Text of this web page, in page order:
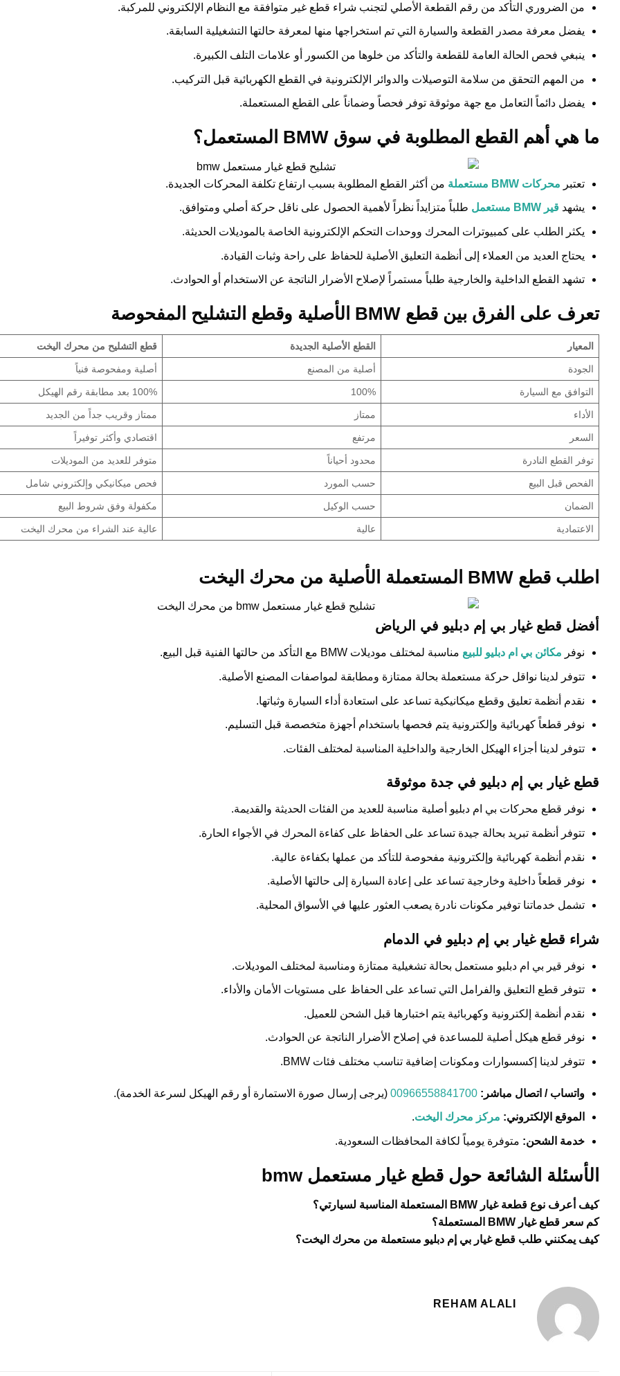
من الضروري التأكد من رقم القطعة الأصلي لتجنب شراء قطع غير متوافقة مع النظام الإلكتروني للمركبة.
يفضل معرفة مصدر القطعة والسيارة التي تم استخراجها منها لمعرفة حالتها التشغيلية السابقة.
ينبغي فحص الحالة العامة للقطعة والتأكد من خلوها من الكسور أو علامات التلف الكبيرة.
من المهم التحقق من سلامة التوصيلات والدوائر الإلكترونية في القطع الكهربائية قبل التركيب.
يفضل دائماً التعامل مع جهة موثوقة توفر فحصاً وضماناً على القطع المستعملة.
ما هي أهم القطع المطلوبة في سوق BMW المستعمل؟
تعتبر محركات BMW مستعملة من أكثر القطع المطلوبة بسبب ارتفاع تكلفة المحركات الجديدة.
يشهد قير BMW مستعمل طلباً متزايداً نظراً لأهمية الحصول على ناقل حركة أصلي ومتوافق.
يكثر الطلب على كمبيوترات المحرك ووحدات التحكم الإلكترونية الخاصة بالموديلات الحديثة.
يحتاج العديد من العملاء إلى أنظمة التعليق الأصلية للحفاظ على راحة وثبات القيادة.
تشهد القطع الداخلية والخارجية طلباً مستمراً لإصلاح الأضرار الناتجة عن الاستخدام أو الحوادث.
تعرف على الفرق بين قطع BMW الأصلية وقطع التشليح المفحوصة
المعيار القطع الأصلية الجديدة قطع التشليح من محرك اليخت
الجودة أصلية من المصنع أصلية ومفحوصة فنياً
التوافق مع السيارة 100% 100% بعد مطابقة رقم الهيكل
الأداء ممتاز ممتاز وقريب جداً من الجديد
السعر مرتفع اقتصادي وأكثر توفيراً
توفر القطع النادرة محدود أحياناً متوفر للعديد من الموديلات
الفحص قبل البيع حسب المورد فحص ميكانيكي وإلكتروني شامل
الضمان حسب الوكيل مكفولة وفق شروط البيع
الاعتمادية عالية عالية عند الشراء من محرك اليخت
اطلب قطع BMW المستعملة الأصلية من محرك اليخت
أفضل قطع غيار بي إم دبليو في الرياض
نوفر مكائن بي ام دبليو للبيع مناسبة لمختلف موديلات BMW مع التأكد من حالتها الفنية قبل البيع.
تتوفر لدينا نواقل حركة مستعملة بحالة ممتازة ومطابقة لمواصفات المصنع الأصلية.
نقدم أنظمة تعليق وقطع ميكانيكية تساعد على استعادة أداء السيارة وثباتها.
نوفر قطعاً كهربائية وإلكترونية يتم فحصها باستخدام أجهزة متخصصة قبل التسليم.
تتوفر لدينا أجزاء الهيكل الخارجية والداخلية المناسبة لمختلف الفئات.
قطع غيار بي إم دبليو في جدة موثوقة
نوفر قطع محركات بي ام دبليو أصلية مناسبة للعديد من الفئات الحديثة والقديمة.
تتوفر أنظمة تبريد بحالة جيدة تساعد على الحفاظ على كفاءة المحرك في الأجواء الحارة.
نقدم أنظمة كهربائية وإلكترونية مفحوصة للتأكد من عملها بكفاءة عالية.
نوفر قطعاً داخلية وخارجية تساعد على إعادة السيارة إلى حالتها الأصلية.
تشمل خدماتنا توفير مكونات نادرة يصعب العثور عليها في الأسواق المحلية.
شراء قطع غيار بي إم دبليو في الدمام
نوفر قير بي ام دبليو مستعمل بحالة تشغيلية ممتازة ومناسبة لمختلف الموديلات.
تتوفر قطع التعليق والفرامل التي تساعد على الحفاظ على مستويات الأمان والأداء.
نقدم أنظمة إلكترونية وكهربائية يتم اختبارها قبل الشحن للعميل.
نوفر قطع هيكل أصلية للمساعدة في إصلاح الأضرار الناتجة عن الحوادث.
تتوفر لدينا إكسسوارات ومكونات إضافية تناسب مختلف فئات BMW.
واتساب / اتصال مباشر: 00966558841700(يرجى إرسال صورة الاستمارة أو رقم الهيكل لسرعة الخدمة).
الموقع الإلكتروني: مركز محرك اليخت.
خدمة الشحن: متوفرة يومياً لكافة المحافظات السعودية.
الأسئلة الشائعة حول قطع غيار مستعمل bmw
كيف أعرف نوع قطعة غيار BMW المستعملة المناسبة لسيارتي؟
كم سعر قطع غيار BMW المستعملة؟
كيف يمكنني طلب قطع غيار بي إم دبليو مستعملة من محرك اليخت؟
REHAM ALALI